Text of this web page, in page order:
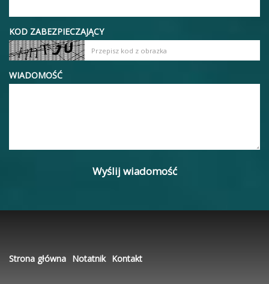
KOD ZABEZPIECZAJĄCY
WIADOMOŚĆ
Strona główna Notatnik Kontakt